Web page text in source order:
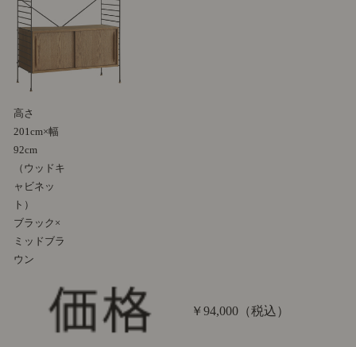
高さ
201cm×幅
92cm
（ウッドキ
ャビネッ
ト）
ブラック×
ミッドブラ
ウン
￥94,000 （税込）